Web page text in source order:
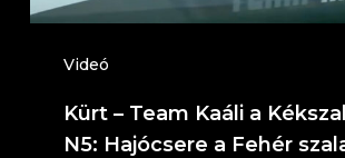
Videó
a
Fehér
szalagon
(Telekom
Kürt – Team Kaáli a
N5: Hajócsere a Fehér